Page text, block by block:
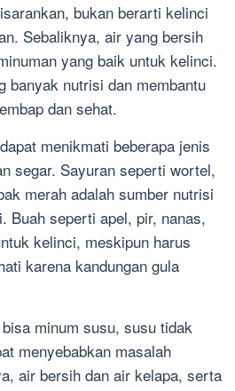
bukan berarti kelinci
Sebaliknya, air yang bersih
yang baik untuk kelinci.
banyak nutrisi dan membantu
dan sehat.
menikmati beberapa jenis
segar. Sayuran seperti wortel,
merah adalah sumber nutrisi
Buah seperti apel, pir, nanas,
kelinci, meskipun harus
karena kandungan gula
minum susu, susu tidak
menyebabkan masalah
air bersih dan air kelapa, serta